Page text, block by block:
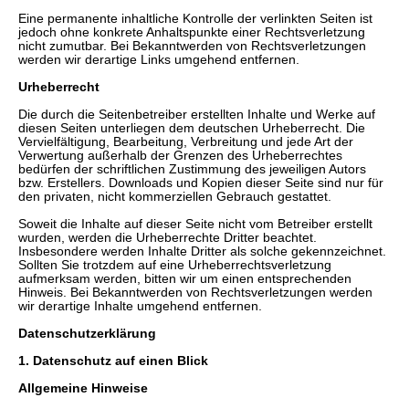
Eine permanente inhaltliche Kontrolle der verlinkten Seiten ist
jedoch ohne konkrete Anhaltspunkte einer Rechtsverletzung
nicht zumutbar. Bei Bekanntwerden von Rechtsverletzungen
werden wir derartige Links umgehend entfernen.
Urheberrecht
Die durch die Seitenbetreiber erstellten Inhalte und Werke auf
diesen Seiten unterliegen dem deutschen Urheberrecht. Die
Vervielfältigung, Bearbeitung, Verbreitung und jede Art der
Verwertung außerhalb der Grenzen des Urheberrechtes
bedürfen der schriftlichen Zustimmung des jeweiligen Autors
bzw. Erstellers. Downloads und Kopien dieser Seite sind nur für
den privaten, nicht kommerziellen Gebrauch gestattet.
Soweit die Inhalte auf dieser Seite nicht vom Betreiber erstellt
wurden, werden die Urheberrechte Dritter beachtet.
Insbesondere werden Inhalte Dritter als solche gekennzeichnet.
Sollten Sie trotzdem auf eine Urheberrechtsverletzung
aufmerksam werden, bitten wir um einen entsprechenden
Hinweis. Bei Bekanntwerden von Rechtsverletzungen werden
wir derartige Inhalte umgehend entfernen.
Datenschutzerklärung
1. Datenschutz auf einen Blick
Allgemeine Hinweise